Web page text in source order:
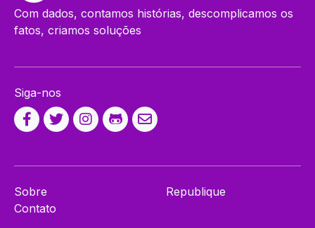
Com dados, contamos histórias, descomplicamos os
fatos, criamos soluções
Siga-nos
Sobre
Contato
Republique